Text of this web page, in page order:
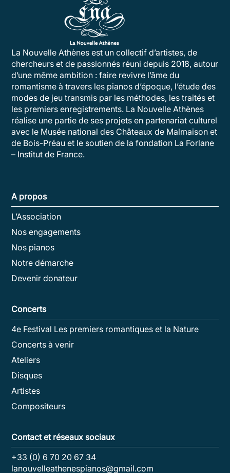
La Nouvelle Athènes est un collectif d’artistes, de
chercheurs et de passionnés réuni depuis 2018, autour
d’une même ambition : faire revivre l’âme du
romantisme à travers les pianos d’époque, l’étude des
modes de jeu transmis par les méthodes, les traités et
les premiers enregistrements. La Nouvelle Athènes
réalise une partie de ses projets en partenariat culturel
avec le Musée national des Châteaux de Malmaison et
de Bois-Préau et le soutien de la fondation La Forlane
– Institut de France.
A propos
L’Association
Nos engagements
Nos pianos
Notre démarche
Devenir donateur
Concerts
4e Festival Les premiers romantiques et la Nature
Concerts à venir
Ateliers
Disques
Artistes
Compositeurs
Contact et réseaux sociaux
+33 (0) 6 70 20 67 34
lanouvelleathenespianos@gmail.com